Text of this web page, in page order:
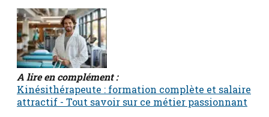
A lire en complément :
Kinésithérapeute : formation complète et salaire
attractif - Tout savoir sur ce métier passionnant